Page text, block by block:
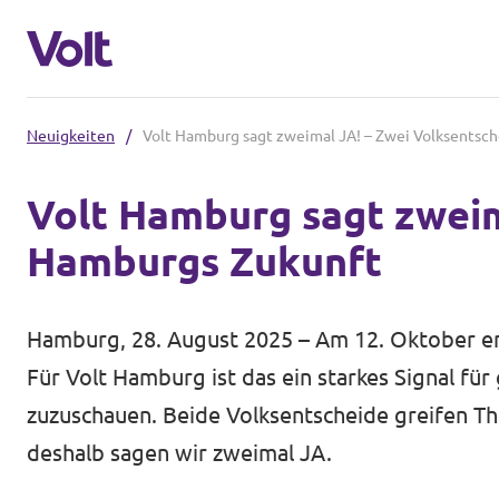
Website
Volt in deinem Bundesland
Volt Deutschland Merchandise Shop
Programm
Über Volt
Menschen
Neuigkeiten / Volt Hamburg sagt zweimal JA! – Zwei
Volt Hamburg sagt
Hamburgs Zukunft
Hamburg, 28. August 2025 – Am 12. Oktober
Für Volt Hamburg ist das ein starkes Signal
zuzuschauen. Beide Volksentscheide greifen
deshalb sagen wir zweimal JA.